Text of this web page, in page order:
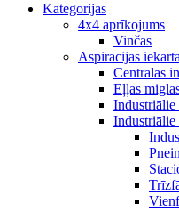
Kategorijas
4x4 aprīkojums
Vinčas
Aspirācijas
Centrālās
Eļļas
Industriālie
Industriālie